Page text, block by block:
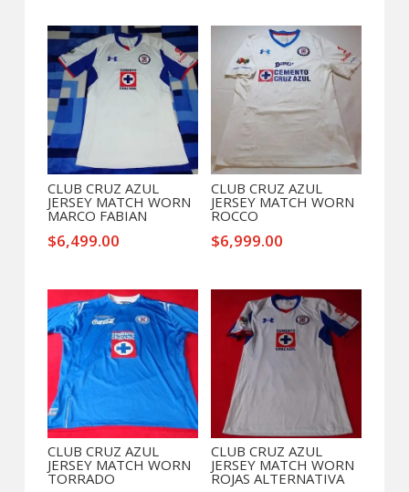
CLUB CRUZ AZUL
JERSEY MATCH WORN
MARCO FABIAN
$6,499.00
CLUB CRUZ AZUL
JERSEY MATCH WORN
ROCCO
$6,999.00
CLUB CRUZ AZUL
JERSEY MATCH WORN
TORRADO
CLUB CRUZ AZUL
JERSEY MATCH WORN
ROJAS ALTERNATIVA